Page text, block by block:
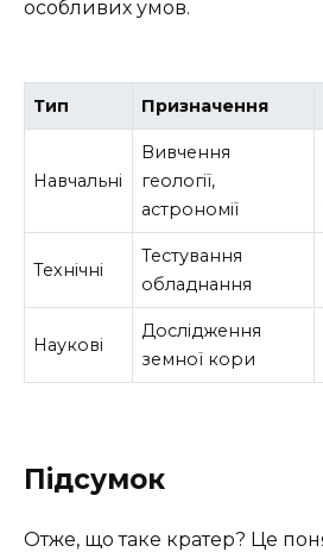
особливих умов.
Тип Призначення
Навчальні
Вивчення
геології,
астрономії
Технічні
Тестування
обладнання
Наукові
Дослідження
земної кори
Підсумок
Отже, що таке кратер? Це